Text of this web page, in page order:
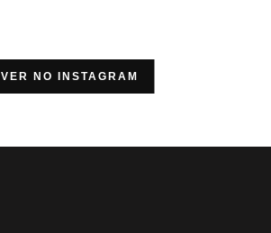
VER NO INSTAGRAM